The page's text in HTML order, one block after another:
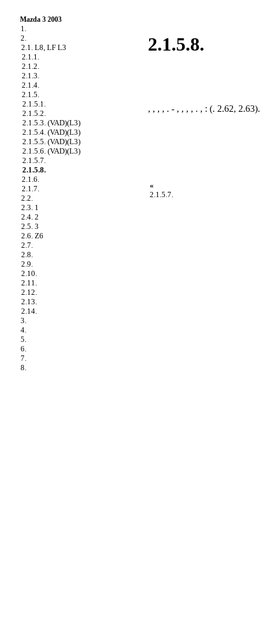
Mazda 3 2003
1.
2.
2.1. L8, LF L3
2.1.1.
2.1.2.
2.1.3.
2.1.4.
2.1.5.
2.1.5.1.
2.1.5.2.
2.1.5.3. (VAD)(L3)
2.1.5.4. (VAD)(L3)
2.1.5.5. (VAD)(L3)
2.1.5.6. (VAD)(L3)
2.1.5.7.
2.1.5.8.
2.1.6.
2.1.7.
2.2.
2.3. 1
2.4. 2
2.5. 3
2.6. Z6
2.7.
2.8.
2.9.
2.10.
2.11.
2.12.
2.13.
2.14.
3.
4.
5.
6.
7.
8.
2.1.5.8.
, , , , . - , , , , . , : (. 2.62, 2.63).
«
2.1.5.7.